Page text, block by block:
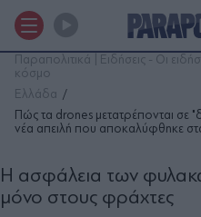
Παραπολιτικά | Ειδήσεις - Οι
κόσμο
Ελλάδα
Πώς τα drones μετατρέπονται σε
νέα απειλή που αποκαλύφθηκε
Η ασφάλεια των
μόνο στους φράχτες